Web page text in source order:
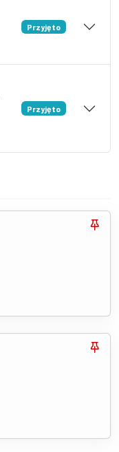
Przyjęto
Przyjęto